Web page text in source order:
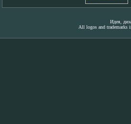
Идея,
All logos and trademarks